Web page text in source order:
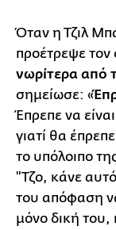
Όταν η Τζιλ
προέτρεψε τον
νωρίτερα από
σημείωσε: «
Έπρεπε να
γιατί θα
το υπόλοιπο
"Τζο, κάνε
του απόφαση
μόνο δική του,